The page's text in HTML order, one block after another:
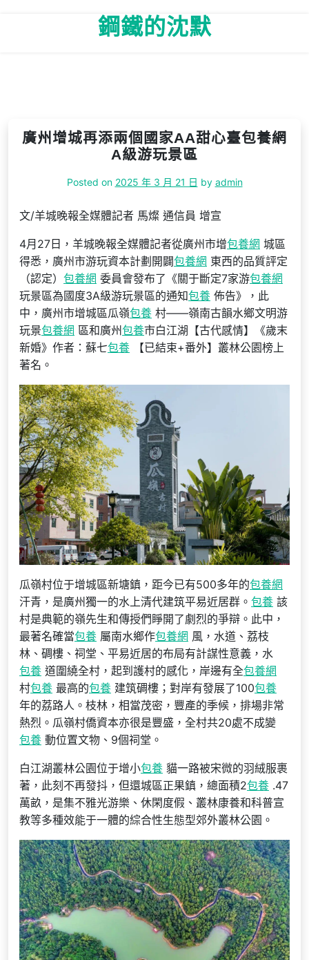
鋼鐵的沈默
廣州增城再添兩個國家AA甜心臺包養網
A級游玩景區
Posted on 2025 年 3 月 21 日 by admin
文/羊城晚報全媒體記者 馬燦 通信員 增宣
4月27日，羊城晚報全媒體記者從廣州市增包養網 城區
得悉，廣州市游玩資本計劃開闢包養網 東西的品質評定
（認定） 包養網 委員會發布了《關于斷定7家游包養網
玩景區為國度3A級游玩景區的通知包養 佈告》，此
中，廣州市增城區瓜嶺包養 村——嶺南古韻水鄉文明游
玩景包養網 區和廣州包養市白江湖【古代感情】《歲末
新婚》作者：蘇七包養 【已結束+番外】叢林公園榜上
著名。
瓜嶺村位于增城區新塘鎮，距今已有500多年的包養網
汗青，是廣州獨一的水上清代建筑平易近居群。 包養 該
村是典範的嶺先生和傳授們睜開了劇烈的爭辯。此中，
最著名確當包養 屬南水鄉作包養網 風，水道、荔枝
林、碉樓、祠堂、平易近居的布局有計謀性意義，水
包養 道圍繞全村，起到護村的感化，岸邊有全包養網
村包養 最高的包養 建筑碉樓；對岸有發展了100包養
年的荔路人。枝林，相當茂密，豐產的季候，排場非常
熱烈。瓜嶺村僑資本亦很是豐盛，全村共20處不成變
包養 動位置文物、9個祠堂。
白江湖叢林公園位于增小包養 貓一路被宋微的羽絨服裹
著，此刻不再發抖，但還城區正果鎮，總面積2包養 .47
萬畝，是集不雅光游樂、休閑度假、叢林康養和科普宣
教等多種效能于一體的綜合性生態型郊外叢林公園。